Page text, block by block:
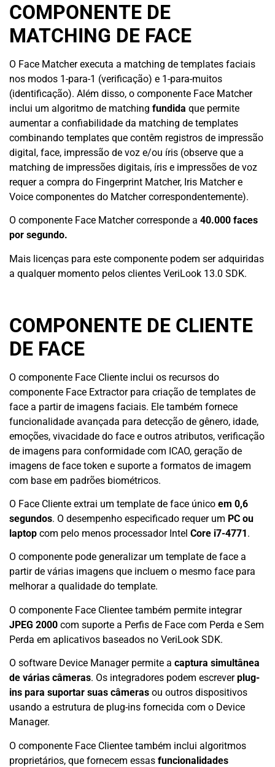
COMPONENTE DE
MATCHING DE FACE
O Face Matcher executa a matching de templates faciais
nos modos 1-para-1 (verificação) e 1-para-muitos
(identificação). Além disso, o componente Face Matcher
inclui um algoritmo de matching fundida que permite
aumentar a confiabilidade da matching de templates
combinando templates que contêm registros de impressão
digital, face, impressão de voz e/ou íris (observe que a
matching de impressões digitais, íris e impressões de voz
requer a compra do Fingerprint Matcher, Iris Matcher e
Voice componentes do Matcher correspondentemente).
O componente Face Matcher corresponde a 40.000 faces
por segundo.
Mais licenças para este componente podem ser adquiridas
a qualquer momento pelos clientes VeriLook 13.0 SDK.
COMPONENTE DE CLIENTE
DE FACE
O componente Face Cliente inclui os recursos do
componente Face Extractor para criação de templates de
face a partir de imagens faciais. Ele também fornece
funcionalidade avançada para detecção de gênero, idade,
emoções, vivacidade do face e outros atributos, verificação
de imagens para conformidade com ICAO, geração de
imagens de face token e suporte a formatos de imagem
com base em padrões biométricos.
O Face Cliente extrai um template de face único em 0,6
segundos. O desempenho especificado requer um PC ou
laptop com pelo menos processador Intel Core i7-4771.
O componente pode generalizar um template de face a
partir de várias imagens que incluem o mesmo face para
melhorar a qualidade do template.
O componente Face Clientee também permite integrar
JPEG 2000 com suporte a Perfis de Face com Perda e Sem
Perda em aplicativos baseados no VeriLook SDK.
O software Device Manager permite a captura simultânea
de várias câmeras. Os integradores podem escreverplug-
ins para suportar suas câmeras ou outros dispositivos
usando a estrutura de plug-ins fornecida com o Device
Manager.
O componente Face Clientee também inclui algoritmos
proprietários, que fornecem essas funcionalidades